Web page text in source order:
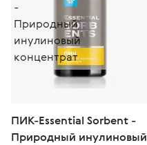
ПИК-Essential Sorbent -
Природный инулиновый